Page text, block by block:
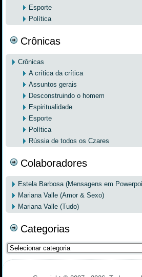
Esporte
Política
Crônicas
Crônicas
A crítica da crítica
Assuntos gerais
Desconstruindo o homem
Espiritualidade
Esporte
Política
Rússia de todos os Czares
Colaboradores
Estela Barbosa (Mensagens em
Mariana Valle (Amor & Sexo)
Mariana Valle (Tudo)
Categorias
Categorias